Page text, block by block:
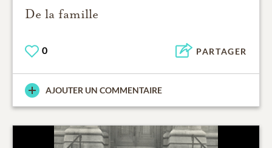
De la famille
0 PARTAGER
AJOUTER UN COMMENTAIRE